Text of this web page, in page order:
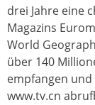
drei Jahre eine
Magazins
World
über 140
empfangen
www.tv.cn